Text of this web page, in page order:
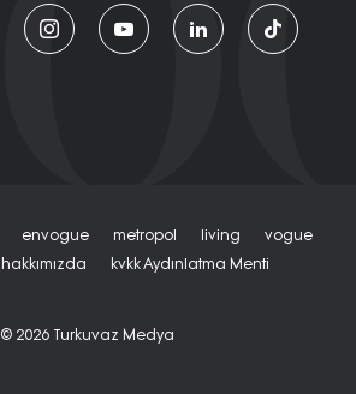
Envogue Metropol Living
Vogue
Hakkımızda Kvkk Aydınlatma Menti
© 2026 Turkuvaz Medya